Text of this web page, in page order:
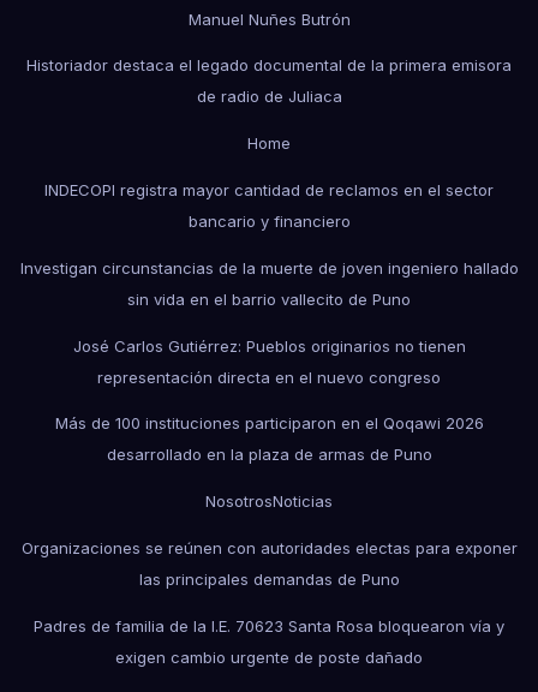
Manuel Nuñes Butrón
Historiador destaca el legado documental de la primera emisora
de radio de Juliaca
Home
INDECOPI registra mayor cantidad de reclamos en el sector
bancario y financiero
Investigan circunstancias de la muerte de joven ingeniero hallado
sin vida en el barrio vallecito de Puno
José Carlos Gutiérrez: Pueblos originarios no tienen
representación directa en el nuevo congreso
Más de 100 instituciones participaron en el Qoqawi 2026
desarrollado en la plaza de armas de Puno
NosotrosNoticias
Organizaciones se reúnen con autoridades electas para exponer
las principales demandas de Puno
Padres de familia de la I.E. 70623 Santa Rosa bloquearon vía y
exigen cambio urgente de poste dañado